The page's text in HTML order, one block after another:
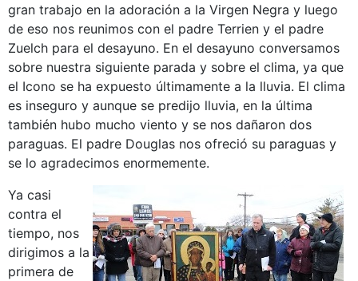
gran trabajo en la adoración a la Virgen Negra y luego
de eso nos reunimos con el padre Terrien y el padre
Zuelch para el desayuno. En el desayuno conversamos
sobre nuestra siguiente parada y sobre el clima, ya que
el Icono se ha expuesto últimamente a la lluvia. El clima
es inseguro y aunque se predijo lluvia, en la última
también hubo mucho viento y se nos dañaron dos
paraguas. El padre Douglas nos ofreció su paraguas y
se lo agradecimos enormemente.
Ya casi
contra el
tiempo, nos
dirigimos a la
primera de